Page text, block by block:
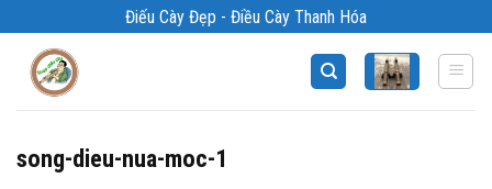
qua
Điếu Cày Đẹp - Điều Cày Thanh Hóa
song-dieu-nua-moc-1